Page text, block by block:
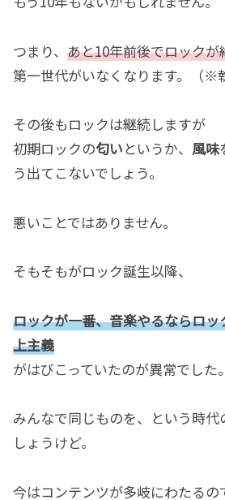
つまり、 あと10年前後でロックが
第一世代がいなくなります。（※
その後もロックは継続しますが
初期ロックの匂いというか、 風味
う出てこないでしょう。
悪いことではありません。
そもそもがロック誕生以降、
ロックが一番、音楽やるならロッ
上主義
がはびこっていたのが異常でした。
みんなで同じものを、という時代
しょうけど。
今はコンテンツが多岐にわたるの